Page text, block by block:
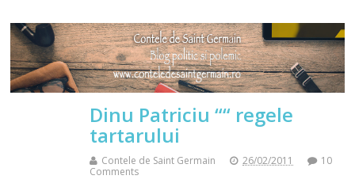
Dinu Patriciu ““ regele
tartarului
Contele de Saint Germain 26/02/2011
10
Comments